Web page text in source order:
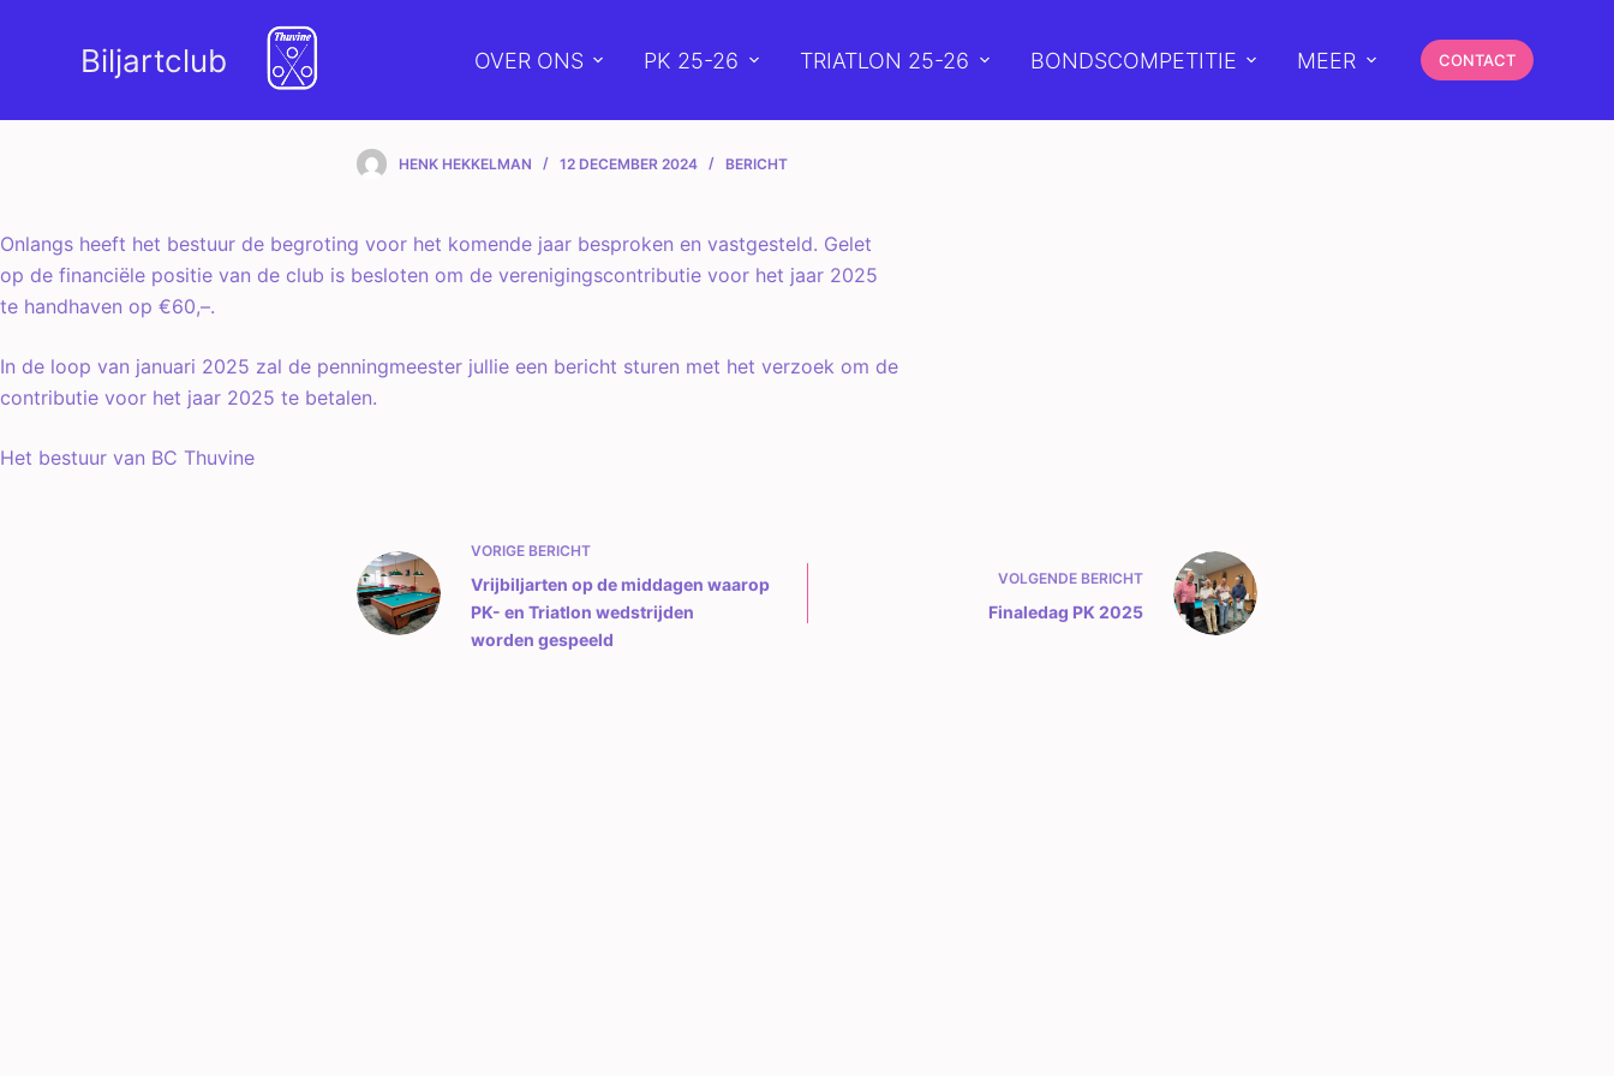
a
e
n
o
u
Biljartclub OVER ONS PK 25-26 TRIATLON 25-26 BONDSCOMPETITIE MEER CONTACT
HENK HEKKELMAN 12 DECEMBER 2024 BERICHT
Onlangs heeft het bestuur de begroting voor het komende jaar besproken en vastgesteld. Gelet
op de financiële positie van de club is besloten om de verenigingscontributie voor het jaar 2025
te handhaven op €60,–.
In de loop van januari 2025 zal de penningmeester jullie een bericht sturen met het verzoek om de
contributie voor het jaar 2025 te betalen.
Het bestuur van BC Thuvine
VORIGE BERICHT
Vrijbiljarten op de middagen waarop
PK- en Triatlon wedstrijden
worden gespeeld
VOLGENDE BERICHT
Finaledag PK 2025